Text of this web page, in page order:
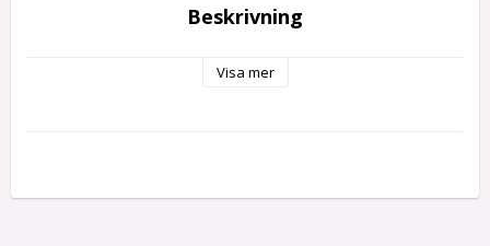
Beskrivning
Visa mer